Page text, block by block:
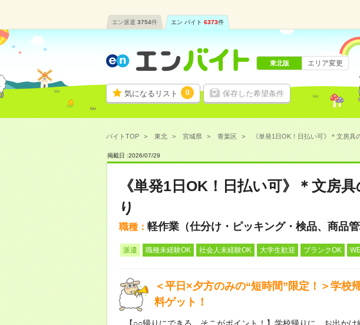
エン派遣 3754件 エン バイト 6373件
気になるリスト 0 保存した希望条件
東北版 エリア変更
バイトTOP 東北 宮城県 青葉区 《単発1日OK！日払い可》＊文房具
掲載日 :2026/07/29
《単発1日OK！日払い可》＊文房
り
職種： 軽作業（仕分け・ピッキング・検品、商品管
派遣 職種未経験OK 社会人未経験OK 大学生歓迎 ブランクOK
＜平日×夕方のみの“短時間”限定！＞学
料ゲット！
【○○帰りにできる…そこがポイント！】学校帰りに…お出か